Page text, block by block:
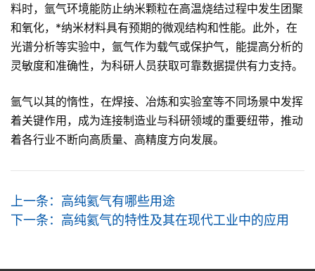
料时，氩气环境能防止纳米颗粒在高温烧结过程中发生团聚
和氧化，*纳米材料具有预期的微观结构和性能。此外，在
光谱分析等实验中，氩气作为载气或保护气，能提高分析的
灵敏度和准确性，为科研人员获取可靠数据提供有力支持。
氩气以其的惰性，在焊接、冶炼和实验室等不同场景中发挥
着关键作用，成为连接制造业与科研领域的重要纽带，推动
着各行业不断向高质量、高精度方向发展。
上一条： 高纯氦气有哪些用途
下一条： 高纯氦气的特性及其在现代工业中的应用